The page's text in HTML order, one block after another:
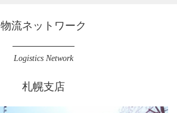
物流ネットワーク
Logistics Network
札幌支店